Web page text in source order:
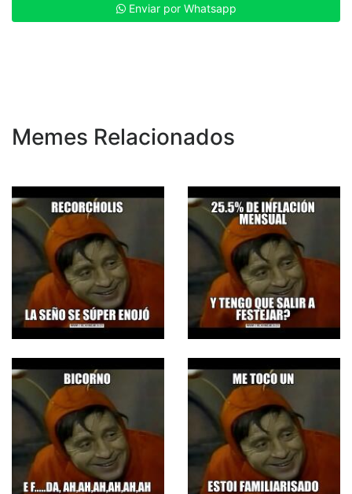
Enviar por Whatsapp
Memes Relacionados